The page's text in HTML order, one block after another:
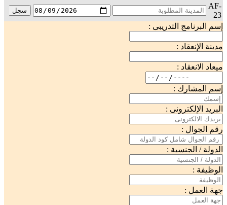
AF-
23
سجل
إسم البرنامج التدريبى :
مدينة الإنعقاد :
ميعاد الانعقاد :
إسم المشارك :
البريد الإلكترونى :
رقم الجوال :
الدولة / الجنسية :
الوظيفة :
جهة العمل :